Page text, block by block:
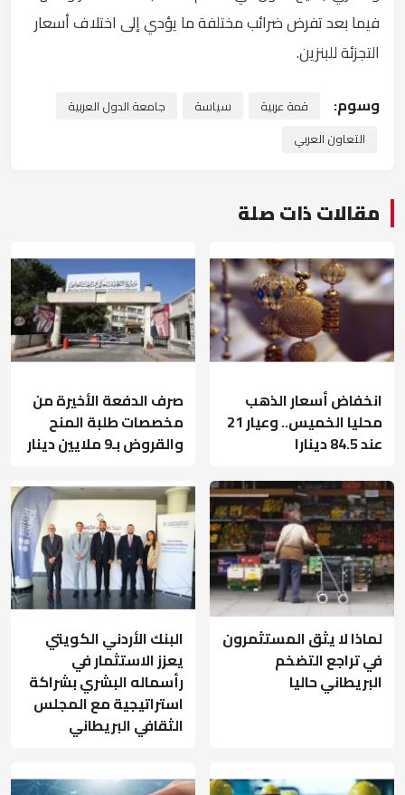
فيما بعد تفرض ضرائب مختلفة ما يؤدي إلى اختلاف أسعار
التجزئة للبنزين.
وسوم: قمة عربية سياسة
جامعة الدول العربية
التعاون العربي
مقالات ذات صلة
انخفاض أسعار الذهب
محليا الخميس.. وعيار 21
عند 84.5 دينارا
صرف الدفعة الأخيرة من
مخصصات طلبة المنح
والقروض بـ9 ملايين دينار
لماذا لا يثق المستثمرون
في تراجع التضخم
البريطاني حاليا
البنك الأردني الكويتي
يعزز الاستثمار في
رأسماله البشري بشراكة
استراتيجية مع المجلس
الثقافي البريطاني